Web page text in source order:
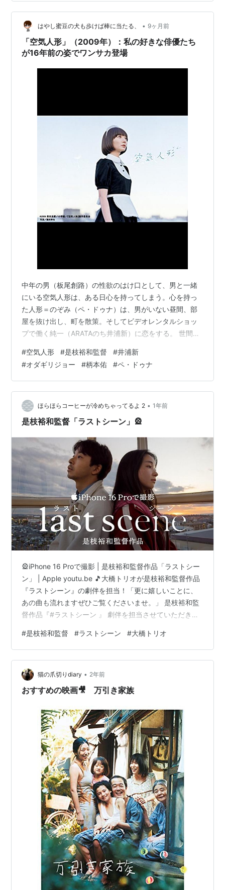
了承ください）。
はやし蜜豆の犬も歩けば棒に当たる、 • 9ヶ月前
「空気人形」（2009年）：私の好きな俳優たち
が16年前の姿でワンサカ登場
中年の男（板尾創路）の性欲のはけ口として、男と一緒
にいる空気人形は、ある日心を持ってしまう。心を持っ
た人形＝のぞみ（ペ・ドゥナ）は、男がいない昼間、部
屋を抜け出し、町を散策。そしてビデオレンタルショッ
プで働く純一（ARATAのち井浦新）に恋をする。 世間で
ん（富司純子） 若い子にいつまでも”若さ”で対抗しよう
としている年増の受付嬢（余貴美子） 元代用教師で、孤
独に暮らす老人（高橋昌也） ストーカーまがいのオタク
青年（柄本佑） 過食症の女（星野真里） やもめ暮らしの
ビデオレンタルショップの店長（岩松了） そして、「僕
も空っぽで、君と同じようなもの…
#空気人形 #是枝裕和監督 #井浦新
#オダギリジョー #柄本佑 #ペ・ドゥナ
ほらほらコーヒーが冷めちゃってるよ 2 • 1年前
是枝裕和監督「ラストシーン」🎡
🎡iPhone 16 Proで撮影 | 是枝裕和監督作品「ラストシー
ン」 | Apple youtu.be 🎵大橋トリオが是枝裕和監督作品
『ラストシーン』の劇伴を担当！「更に嬉しいことに、
あの曲も流れますぜひご覧くださいませ。」 是枝裕和監
督作品『#ラストシーン 』 劇伴を担当させていただきま
ださいませ。本編映像はこちら https://t.co/of9uvBfI3k
舞台裏動画はこちらhttps://t.co/Vy98YULcSs#是枝裕和
#iPhone16Proで撮影 pic.twitter.com/NZL4k6e0c1 — 大
橋トリオ (@…
#是枝裕和監督 #ラストシーン #大橋トリオ
猫の爪切りdiary • 2年前
おすすめの映画🎥 万引き家族